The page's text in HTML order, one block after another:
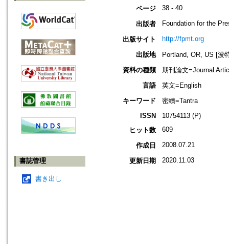
書誌管理
書き出し
ページ 38 - 40
出版者 Foundation for the
出版サイト http://fpmt.org
出版地
Portland, OR, US [波
資料の種類
期刊論文=Journal
言語
英文=English
キーワード
密續=Tantra
ISSN
10754113 (P)
ヒット数
609
作成日 2008.07.21
更新日期 2020.11.03